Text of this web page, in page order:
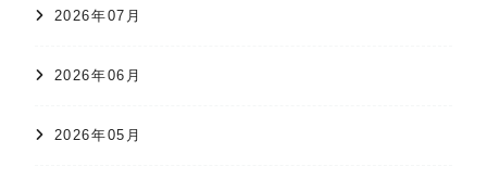
2026年07月
2026年06月
2026年05月